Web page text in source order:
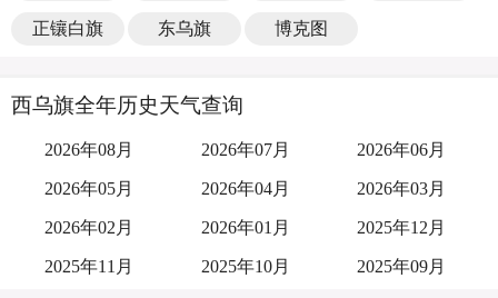
正镶白旗 东乌旗 博克图
西乌旗全年历史天气查询
2026年08月 2026年07月 2026年06月
2026年05月 2026年04月 2026年03月
2026年02月 2026年01月 2025年12月
2025年11月 2025年10月 2025年09月